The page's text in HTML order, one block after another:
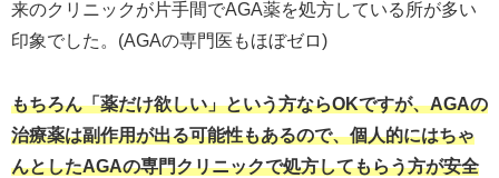
来のクリニックが片手間でAGA薬を処方している所が多い
印象でした。(AGAの専門医もほぼゼロ)
もちろん「薬だけ欲しい」という方ならOKですが、AGAの
治療薬は副作用が出る可能性もあるので、個人的にはちゃ
んとしたAGAの専門クリニックで処方してもらう方が安全